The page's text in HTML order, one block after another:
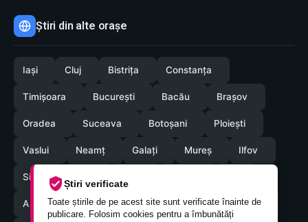
Știri verificate
Toate știrile de pe acest site sunt verificate înainte de
publicare. Folosim cookies pentru a îmbunătăți
Știri din alte orașe
Iași Cluj Bistrița Constanța
Timișoara București Bacău Brașov
Oradea Suceava Botoșani Ploiești
Vaslui Neamț Galați Mureș Ilfov
Sibiu
Arges Maramures Vrancea Satumare